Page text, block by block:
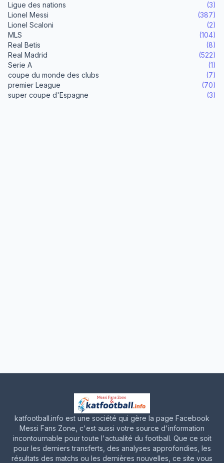
Ligue des nations
(3)
Lionel Messi
(387)
Lionel Scaloni
(2)
MLS
(104)
Real Betis
(8)
Real Madrid
(522)
Serie A
(1)
coupe du monde des clubs
(7)
premier League
(70)
super coupe d'Espagne
(3)
katfootball.info est une société qui gère la page Facebook
Messi Fans Zone, c'est aussi votre source d'information
incontournable pour toute l'actualité du football. Que ce soit
pour les derniers transferts, des analyses approfondies, les
résultats des matchs ou les dernières nouvelles, ce site vous